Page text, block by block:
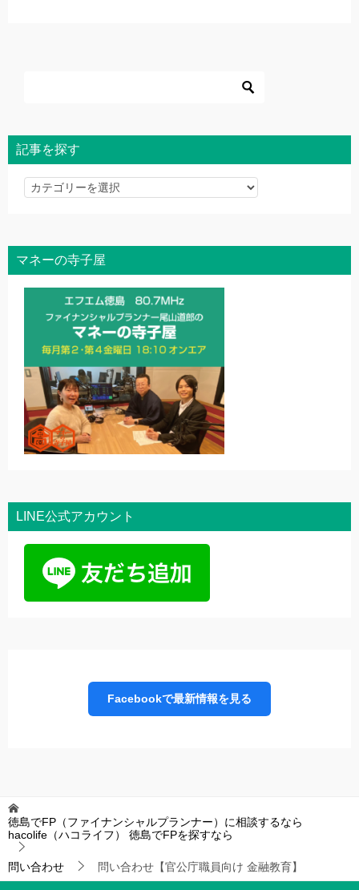
記事を探す
記
探
す
マネーの寺子屋
LINE公式アカウント
Facebookで最新情報を見る
徳島でFP（ファイナンシャルプランナー）に相談するなら
hacolife（ハコライフ）
徳島でFPを探すなら
問い合わせ 問い合わせ【官公庁職員向け 金融教育】